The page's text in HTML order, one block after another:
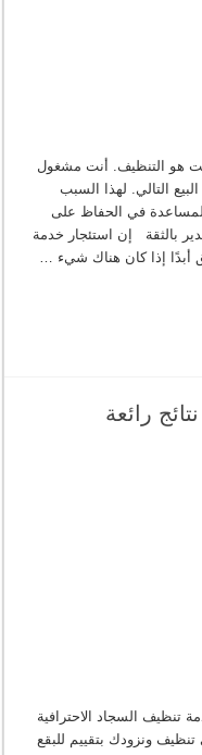
هو التنظيف. أنت مشغول
التالي. لهذا السبب
في الحفاظ على
بالثقة إن استئجار خدمة
أبدًا إذا كان هناك شيء …
رائعة
تنظيف السجاد الاحترافية
ونزودك بتقييم للبقع